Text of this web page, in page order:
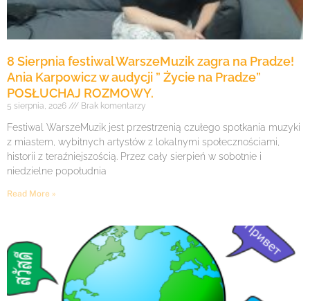
8 Sierpnia festiwal WarszeMuzik zagra na Pradze!
Ania Karpowicz w audycji ” Życie na Pradze”
POSŁUCHAJ ROZMOWY.
5 sierpnia, 2026 Brak komentarzy
Festiwal WarszeMuzik jest przestrzenią czułego spotkania muzyki
z miastem, wybitnych artystów z lokalnymi społecznościami,
historii z teraźniejszością. Przez cały sierpień w sobotnie i
niedzielne popołudnia
Read More »